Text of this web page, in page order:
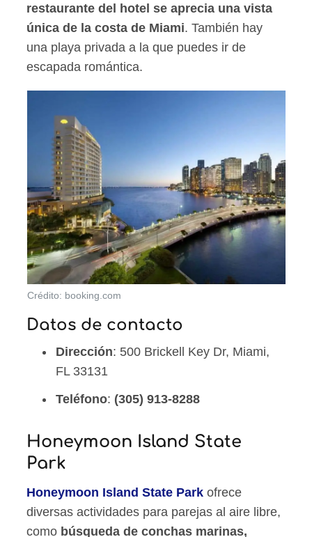
restaurante del hotel se aprecia una vista
única de la costa de Miami. También hay
una playa privada a la que puedes ir de
escapada romántica.
Crédito: booking.com
Datos de contacto
Dirección: 500 Brickell Key Dr, Miami,
FL 33131
Teléfono: (305) 913-8288
Honeymoon Island State
Park
Honeymoon Island State Park ofrece
diversas actividades para parejas al aire libre,
como búsqueda de conchas marinas,